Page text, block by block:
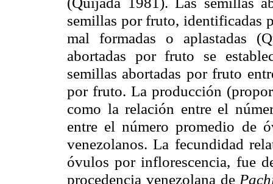
semillas por fruto, identificadas
mal formadas o aplastadas
abortadas por fruto se
semillas abortadas por fruto
por fruto. La producción
como la relación entre el
entre el número promedio de
venezolanos. La fecundidad
óvulos por inflorescencia, fue
procedencia venezolana de